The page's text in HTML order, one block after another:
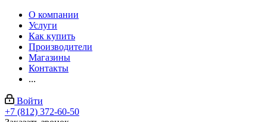
О компании
Услуги
Как купить
Производители
Магазины
Контакты
...
Войти
+7 (812) 372-60-50